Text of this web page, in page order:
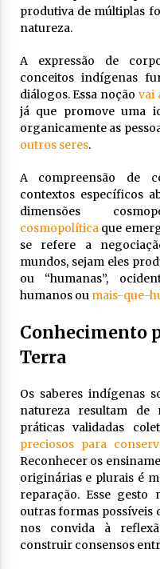
produtiva de múltiplas
natureza.
A expressão de
conceitos indígenas
diálogos. Essa noção vai
já que promove uma
organicamente as
outros seres.
A compreensão de
contextos específicos
dimensões
cosmopolíticaque
se refere a
mundos, sejam eles
ou “humanas”,
humanos ou mais-que-
Conhecimento
Terra
Os saberes indígenas
natureza resultam de
práticas validadas
preciosos para
Reconhecer os
originárias e plurais é
reparação. Esse gesto
outras formas possíveis
nos convida à
construir consensos